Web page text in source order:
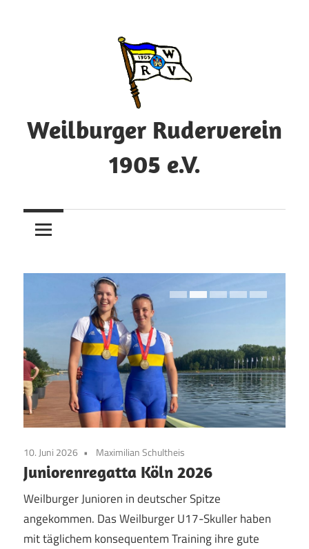
Weilburger Ruderverein
1905 e.V.
10. Juni 2026 Maximilian Schultheis
Juniorenregatta Köln 2026
Weilburger Junioren in deutscher Spitze
angekommen. Das Weilburger U17-Skuller haben
mit täglichem konsequentem Training ihre gute